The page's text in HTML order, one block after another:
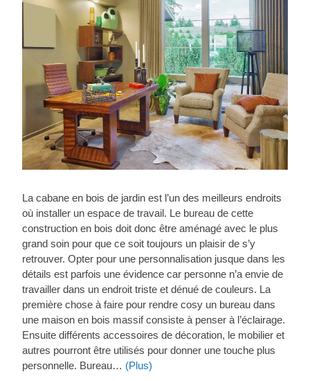
La cabane en bois de jardin est l’un des meilleurs endroits
où installer un espace de travail. Le bureau de cette
construction en bois doit donc être aménagé avec le plus
grand soin pour que ce soit toujours un plaisir de s’y
retrouver. Opter pour une personnalisation jusque dans les
détails est parfois une évidence car personne n’a envie de
travailler dans un endroit triste et dénué de couleurs. La
première chose à faire pour rendre cosy un bureau dans
une maison en bois massif consiste à penser à l’éclairage.
Ensuite différents accessoires de décoration, le mobilier et
autres pourront être utilisés pour donner une touche plus
personnelle. Bureau… (Plus)